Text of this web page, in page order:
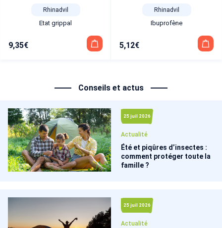
Rhinadvil
Etat grippal
9,35€
Rhinadvil
Ibuprofène
5,12€
Conseils et actus
25 juil 2026
Actualité
Été et piqûres d’insectes :
comment protéger toute la
famille ?
25 juil 2026
Actualité